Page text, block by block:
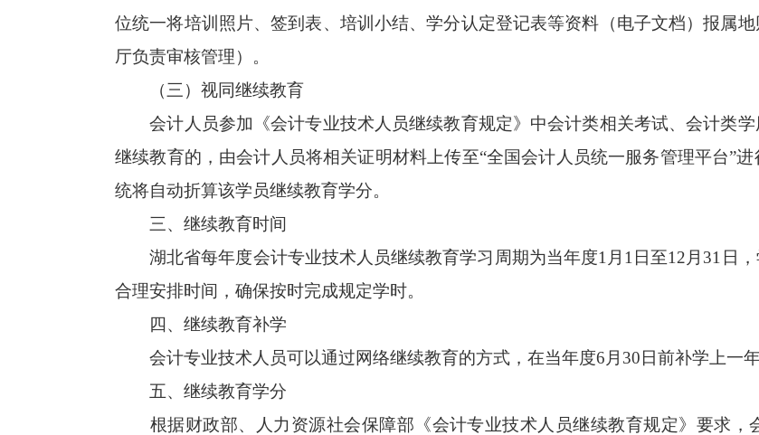
位统一将培训照片、签到表、培训小结、学分认定登记表等资料（电子文档）报属
厅负责审核管理）。
（三）视同继续教育
会计人员参加《会计专业技术人员继续教育规定》中会计类相关考试、会计类学
继续教育的，由会计人员将相关证明材料上传至“全国会计人员统一服务管理平台”
统将自动折算该学员继续教育学分。
三、继续教育时间
湖北省每年度会计专业技术人员继续教育学习周期为当年度1月1日至12月31日，
合理安排时间，确保按时完成规定学时。
四、继续教育补学
会计专业技术人员可以通过网络继续教育的方式，在当年度6月30日前补学上一年
五、继续教育学分
根据财政部、人力资源社会保障部《会计专业技术人员继续教育规定》要求，